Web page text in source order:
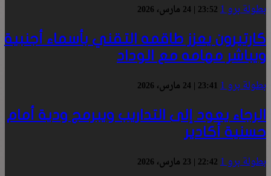
بطولة برو 1 23:52 | 24 مارس، 2026
كارتيرون يعزز طاقمه التقني بأسماء أجنبية
ويباشر مهامه مع الوداد
بطولة برو 1 23:41 | 24 مارس، 2026
الرجاء يعود إلى التداريب ويبرمج ودية أمام
حسنية أكادير
بطولة برو 1 22:42 | 23 مارس، 2026